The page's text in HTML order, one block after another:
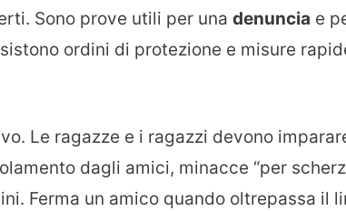
Sono prove utili per una denuncia e
ordini di protezione e misure
Le ragazze e i ragazzi devono
dagli amici, minacce “per
Ferma un amico quando oltrepassa il